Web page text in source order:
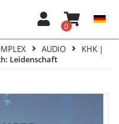
0
AUDIO
KHK |
Leidenschaft